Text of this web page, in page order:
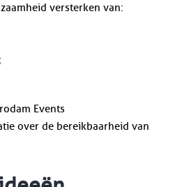
versterken van:
Events
over de bereikbaarheid van